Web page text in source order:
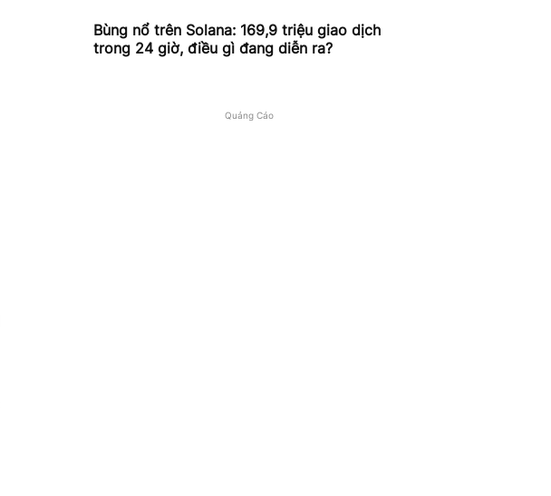
Bùng nổ trên Solana: 169,9 triệu giao dịch
trong 24 giờ, điều gì đang diễn ra?
Quảng Cáo